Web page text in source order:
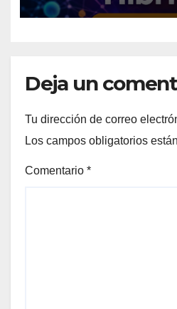
2026
Deja un
Tu dirección de correo
Los campos obligatorios
Comentario *